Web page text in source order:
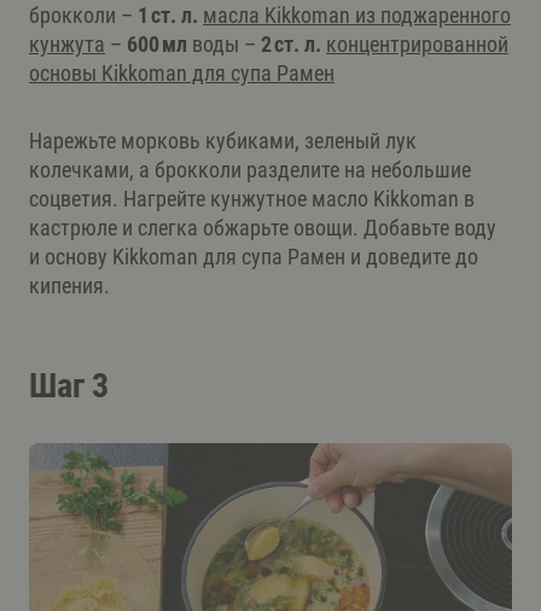
брокколи – 1 ст. л. масла Kikkoman из поджаренного
кунжута – 600 мл воды – 2 ст. л. концентрированной
основы Kikkomаn для супа Рамен
Нарежьте морковь кубиками, зеленый лук
колечками, а брокколи разделите на небольшие
соцветия. Нагрейте кунжутное масло Kikkoman в
кастрюле и слегка обжарьте овощи. Добавьте воду
и основу Kikkoman для супа Рамен и доведите до
кипения.
Шаг 3